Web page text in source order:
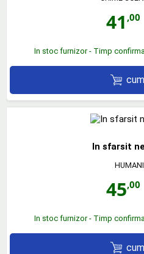
41 ,00
In stoc furnizor - Timp
In sfarsit
45,00
In stoc furnizor - Timp